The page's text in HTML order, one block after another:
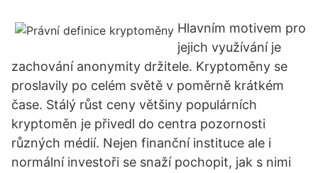
Hlavním motivem pro
jejich využívání je
zachování anonymity držitele. Kryptoměny se
proslavily po celém světě v poměrně krátkém
čase. Stálý růst ceny většiny populárních
kryptoměn je přivedl do centra pozornosti
různých médií. Nejen finanční instituce ale i
normální investoři se snaží pochopit, jak s nimi